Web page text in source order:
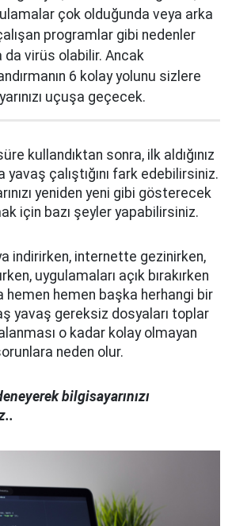
çok olduğunda veya arka
programlar gibi nedenler
da virüs olabilir. Ancak
6 kolay yolunu sizlere
uçuşa geçecek.
kullandıktan sonra, ilk aldığınız
çalıştığını fark edebilirsiniz.
yeniden yeni gibi gösterecek
için bazı şeyler yapabilirsiniz.
indirirken, internette gezinirken,
uygulamaları açık bırakırken
hemen hemen başka herhangi bir
yavaş gereksiz dosyaları toplar
o kadar kolay olmayan
neden olur.
bilgisayarınızı